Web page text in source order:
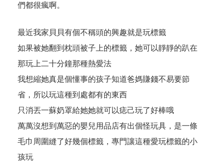
們都很瘋啊。
最近我家貝貝有個不稱頭的興趣就是玩標籤
如果被她翻到枕頭被子上的標籤，她可以靜靜的趴在
那玩上二十分鐘那種熱愛法
我想縮她真是個懂事的孩子知道爸媽賺錢不易要節
省，所以玩這種到處都有的東西
只消丟一蘇奶罩給她她就可以痣己玩了好棒哦
萬萬沒想到萬惡的嬰兒用品店有出個怪玩具，是一條
毛巾周圍縫了好幾個標籤，專門讓這種愛玩標籤的小
孩玩